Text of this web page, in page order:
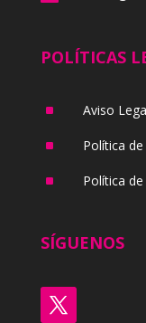
POLÍTICAS
^ Aviso
^ Política
^ Política
SÍGUENOS